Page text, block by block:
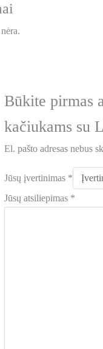
Būkite pirmas
kačiukams su
El. pašto adresas nebus
Jūsų įvertinimas *
Jūsų atsiliepimas *